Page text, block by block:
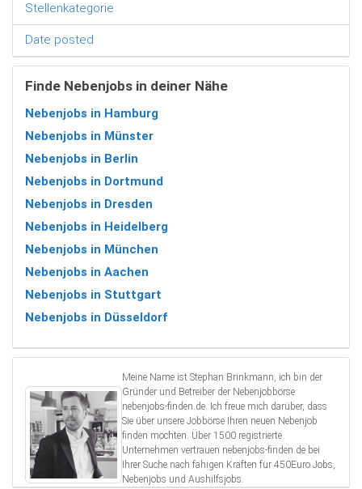
Stellenkategorie
Date posted
Finde Nebenjobs in deiner Nähe
Nebenjobs in Hamburg
Nebenjobs in Münster
Nebenjobs in Berlin
Nebenjobs in Dortmund
Nebenjobs in Dresden
Nebenjobs in Heidelberg
Nebenjobs in München
Nebenjobs in Aachen
Nebenjobs in Stuttgart
Nebenjobs in Düsseldorf
Meine Name ist Stephan Brinkmann, ich bin der
Gründer und Betreiber der Nebenjobbörse
nebenjobs-finden.de. Ich freue mich darüber, dass
Sie über unsere Jobbörse Ihren neuen Nebenjob
finden möchten. Über 1500 registrierte
Unternehmen vertrauen nebenjobs-finden.de bei
Ihrer Suche nach fähigen Kräften für 450Euro Jobs,
Nebenjobs und Aushilfsjobs.